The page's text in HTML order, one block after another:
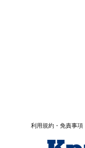
利用規約・免責事項